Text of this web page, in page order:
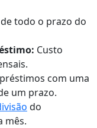
todo o prazo do
Custo
com uma
um prazo.
do
mês.